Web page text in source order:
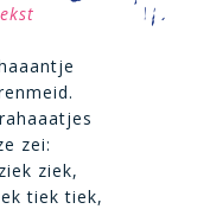
zei:
ziek,
tiek tiek,